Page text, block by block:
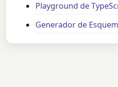
Playground de
Generador de